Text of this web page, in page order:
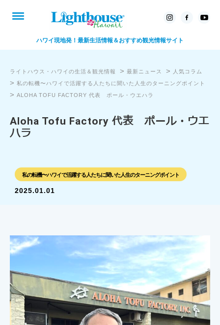
ハワイ現地発！最新生活情報＆おすすめ観光情報サイト
ライトハウス・ハワイの生活＆観光情報 > 最新ニュース > 人気コラム
> 私の転機〜ハワイで活躍する人たちに聞いた人生のターニングポイント
> ALOHA TOFU FACTORY 代表 ポール・ウエハラ
Aloha Tofu Factory 代表 ポール・ウエ
ハラ
私の転機〜ハワイで活躍する人たちに聞いた人生のターニングポイント
2025.01.01